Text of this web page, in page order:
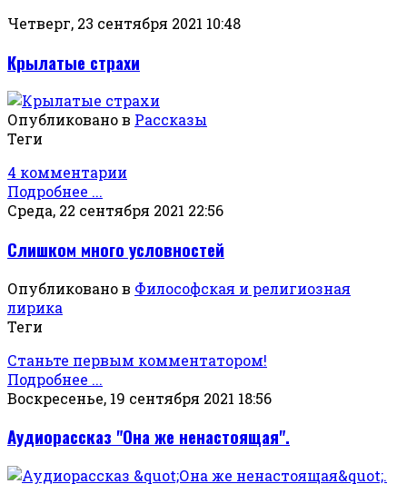
Четверг, 23 сентября 2021 10:48
Крылатые страхи
Опубликовано в Рассказы
Теги
4 комментарии
Подробнее ...
Среда, 22 сентября 2021 22:56
Слишком много условностей
Опубликовано в Философская и религиозная
лирика
Теги
Станьте первым комментатором!
Подробнее ...
Воскресенье, 19 сентября 2021 18:56
Аудиорассказ "Она же ненастоящая".